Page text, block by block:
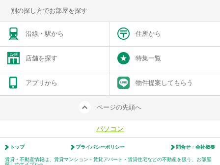
別の探し方でお部屋を探す
沿線・駅から 住所から
店舗を探す 特集一覧
アプリから 物件提案してもらう
ページの先頭へ
パソコン
トップ プライバシーポリシー 問合せ・会社概要
賃貸・不動産情報は、賃貸マンション・賃貸アパート・賃貸住宅などの不動産を扱う、お部屋